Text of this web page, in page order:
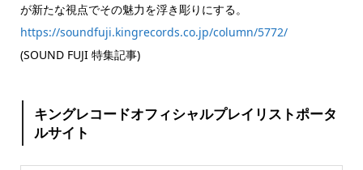
が新たな視点でその魅力を浮き彫りにする。
https://soundfuji.kingrecords.co.jp/column/5772/
(SOUND FUJI 特集記事)
キングレコードオフィシャルプレイリストポータ
ルサイト